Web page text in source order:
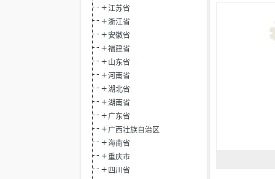
江苏省
浙江省
安徽省
福建省
山东省
河南省
湖北省
湖南省
广东省
广西壮族自治区
海南省
重庆市
四川省